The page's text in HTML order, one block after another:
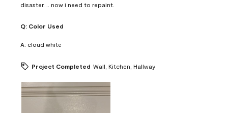
disaster. .. now i need to repaint.
Q: Color Used
A: cloud white
Project Completed Wall, Kitchen, Hallway